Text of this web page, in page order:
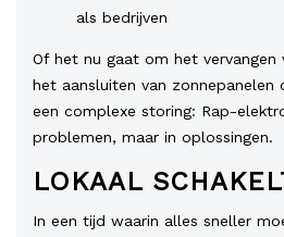
als bedrijven
Of het nu gaat om het vervangen
het aansluiten van zonnepanelen
een complexe storing: Rap-
problemen, maar in oplossingen.
LOKAAL
In een tijd waarin alles sneller